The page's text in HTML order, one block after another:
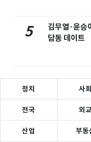
5
김무열·윤승
담동 데이트
정치 사회
전국 외교
산업 부동